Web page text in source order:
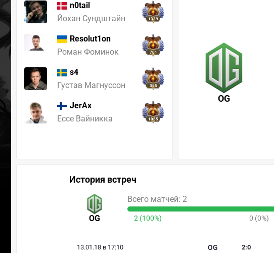
n0tail
Йохан Сундштайн
1339
Resolut1on
Роман Фоминок
701
s4
Густав Магнуссон
355
JerAx
Ессе Вайникка
1055
OG
История встреч
OG
Всего матчей: 2
2 (100%) 0 (0%)
13.01.18 в 17:10 OG 2:0